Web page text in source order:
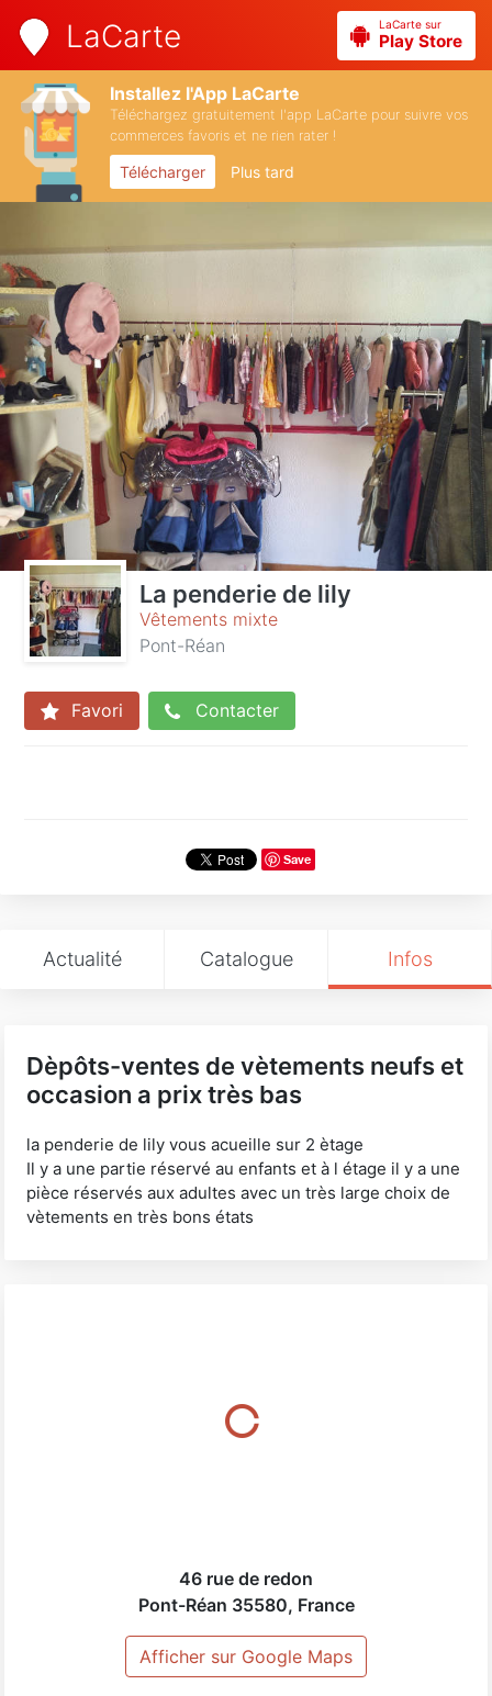
LaCarte LaCarte sur
Play Store
Installez l'App LaCarte
Téléchargez gratuitement l'app LaCarte pour suivre vos
commerces favoris et ne rien rater !
Télécharger Plus tard
La penderie de lily
Vêtements mixte
Pont-Réan
Favori Contacter
Save
Actualité Catalogue Infos
Dèpôts-ventes de vètements neufs et
occasion a prix très bas
la penderie de lily vous acueille sur 2 ètage
Il y a une partie réservé au enfants et à l étage il y a une
pièce réservés aux adultes avec un très large choix de
vètements en très bons états
46 rue de redon
Pont-Réan 35580, France
Afficher sur Google Maps